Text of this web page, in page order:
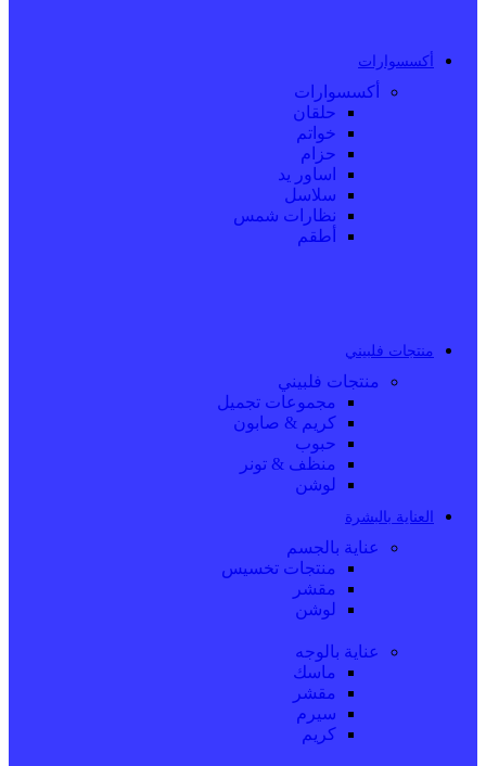
أكسسوارات
أكسسوارات
حلقان
خواتم
حزام
اساور يد
سلاسل
نظارات شمس
أطقم
منتجات فلبيني
منتجات فلبيني
مجموعات تجميل
كريم & صابون
حبوب
منظف & تونر
لوشن
العناية بالبشرة
عناية بالجسم
منتجات تخسيس
مقشر
لوشن
عناية بالوجه
ماسك
مقشر
سيرم
كريم